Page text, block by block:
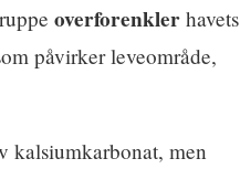
overforenkler havets
påvirker leveområde,
kalsiumkarbonat, men